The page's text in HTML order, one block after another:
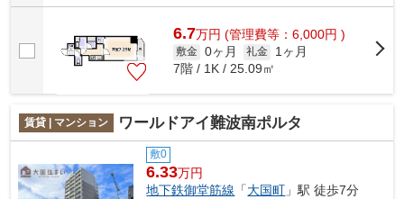
6.7万円 (管理費等：6,000円 )
敷金 0ヶ月 礼金
1ヶ月
7階 / 1K / 25.09㎡
賃貸 | マンション ワールドアイ難波南ポルタ
敷0
6.33万円
地下鉄御堂筋線 「大国町 」駅 徒歩7分